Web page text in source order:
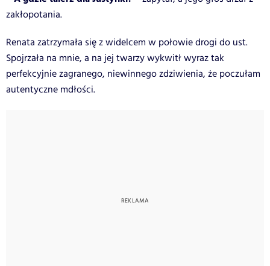
zakłopotania.
Renata zatrzymała się z widelcem w połowie drogi do ust.
Spojrzała na mnie, a na jej twarzy wykwitł wyraz tak
perfekcyjnie zagranego, niewinnego zdziwienia, że poczułam
autentyczne mdłości.